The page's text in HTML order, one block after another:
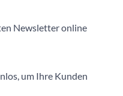
Newsletter online
um Ihre Kunden